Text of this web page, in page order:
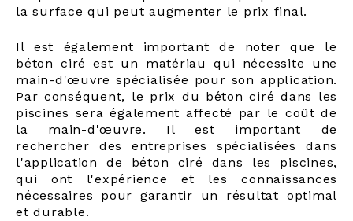
la surface qui peut augmenter le prix final.
Il est également important de noter que le
béton ciré est un matériau qui nécessite une
main-d'œuvre spécialisée pour son application.
Par conséquent, le prix du béton ciré dans les
piscines sera également affecté par le coût de
la main-d'œuvre. Il est important de
rechercher des entreprises spécialisées dans
l'application de béton ciré dans les piscines,
qui ont l'expérience et les connaissances
nécessaires pour garantir un résultat optimal
et durable.